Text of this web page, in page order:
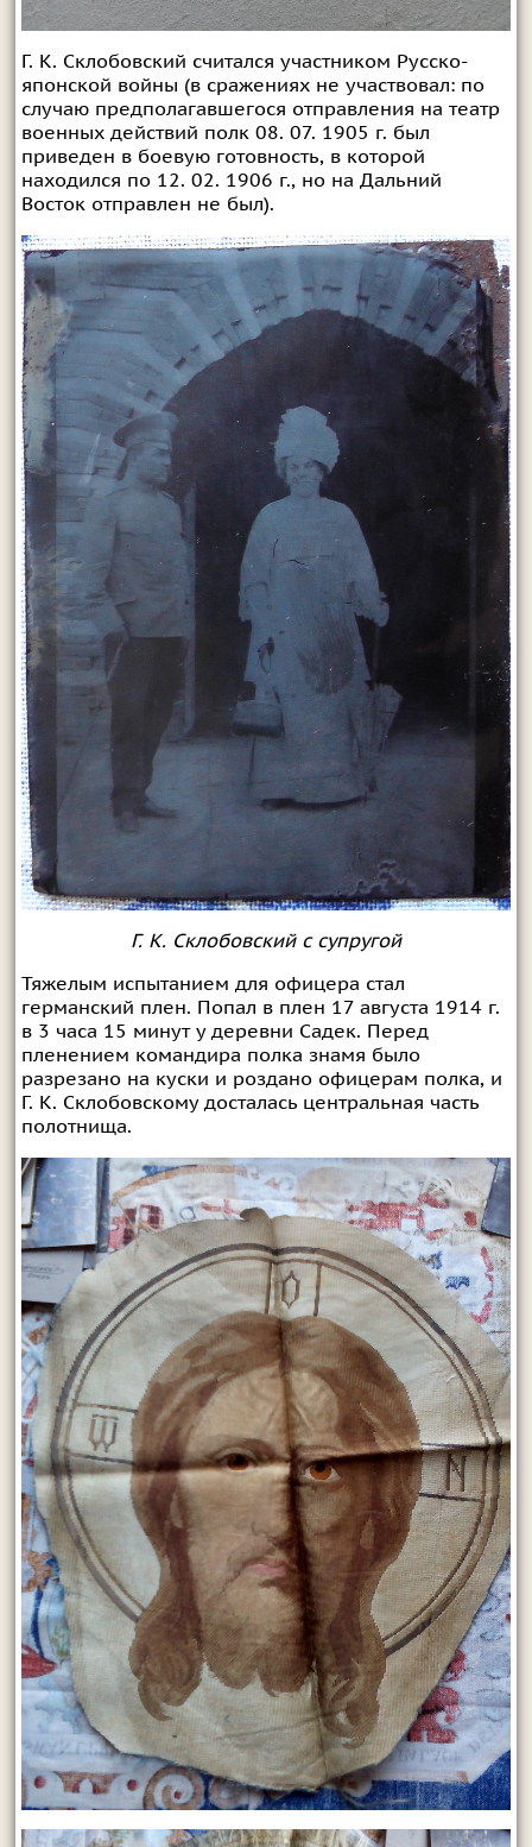
Г. К. Склобовский считался участником Русско-
японской войны (в сражениях не участвовал: по
случаю предполагавшегося отправления на театр
военных действий полк 08. 07. 1905 г. был
приведен в боевую готовность, в которой
находился по 12. 02. 1906 г., но на Дальний
Восток отправлен не был).
Г. К. Склобовский с супругой
Тяжелым испытанием для офицера стал
германский плен. Попал в плен 17 августа 1914 г.
в 3 часа 15 минут у деревни Садек. Перед
пленением командира полка знамя было
разрезано на куски и роздано офицерам полка, и
Г. К. Склобовскому досталась центральная часть
полотнища.